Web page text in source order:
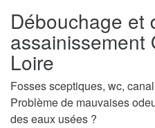
Débouchage et
assainissement
Loire
Fosses sceptiques, wc,
Problème de mauvaises
des eaux usées ?